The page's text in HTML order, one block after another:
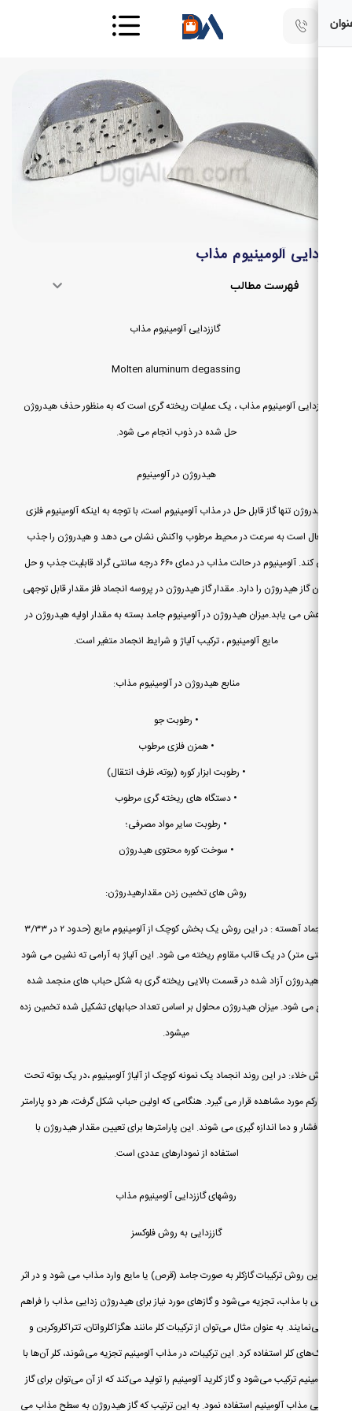
آلومینیوم مذاب
فهرست مطالب
گاززدایی آلومینیوم مذاب
Molten aluminum degassing
آلومینیوم مذاب ، یک عملیات ریخته گری است که به منظور حذف هیدروژن
حل شده در ذوب انجام می شود.
هیدروژن در آلومینیوم
تنها گاز قابل حل در مذاب آلومینیوم است، با توجه به اینکه آلومینیوم فلزی
است به سرعت در محیط مرطوب واکنش نشان می دهد و هیدروژن را جذب
می کند. آلومینیوم در حالت مذاب در دمای ۶۶۰ درجه سانتی گراد قابلیت جذب و حل
گاز هیدروژن را دارد. مقدار گاز هیدروژن در پروسه انجماد فلز مقدار قابل توجهی
می یابد.میزان هیدروژن در آلومینیوم جامد بسته به مقدار اولیه هیدروژن در
مایع آلومینیوم ، ترکیب آلیاژ و شرایط انجماد متغیر است.
منابع هیدروژن در آلومینیوم مذاب:
• رطوبت جو
• همزن فلزی مرطوب
• رطوبت ابزار کوره (بوته، ظرف انتقال)
• دستگاه های ریخته گری مرطوب
• رطوبت سایر مواد مصرفی؛
• سوخت کوره محتوی هیدروژن
روش های تخمین زدن مقدارهیدروژن:
انجماد آهسته : در این روش یک بخش کوچک از آلومینیوم مایع (حدود ۲ در ۳/۳۳
متر) در یک قالب مقاوم ریخته می شود. این آلیاژ به آرامی ته نشین می شود
آزاد شده در قسمت بالایی ریخته گری به شکل حباب های منجمد شده
شود. میزان هیدروژن محلول بر اساس تعداد حبابهای تشکیل شده تخمین زده
خلاء: در این روند انجماد یک نمونه کوچک از آلیاژ آلومینیوم ،در یک بوته تحت
مورد مشاهده قرار می گیرد. هنگامی که اولین حباب شکل گرفت، هر دو پارامتر
فشار و دما اندازه گیری می شوند. این پارامترها برای تعیین مقدار هیدروژن با
استفاده از نمودارهای عددی است.
روشهای گاززدایی آلومینیوم مذاب
گاززدایی به روش فلوکسز
روش ترکیبات گازکلر به صورت جامد (قرص) یا مایع وارد مذاب می شود و در اثر
با مذاب، تجزیه می‌شود و گازهای مورد نیاز برای هیدروژن زدایی مذاب را فراهم
به عنوان مثال می‌توان از ترکیبات کلر مانند هگزاکلرواتان، تتراکلروکربن و
کلر استفاده کرد. این ترکیبات، در مذاب آلومینیم تجزیه می‌شوند، کلر آن‌ها با
ترکیب می‌شود و گاز کلرید آلومینیم را تولید می‌کند که از آن می‌توان برای گاز
مذاب آلومینیم استفاده نمود. به این ترتیب که گاز هیدروژن به سطح مذاب می